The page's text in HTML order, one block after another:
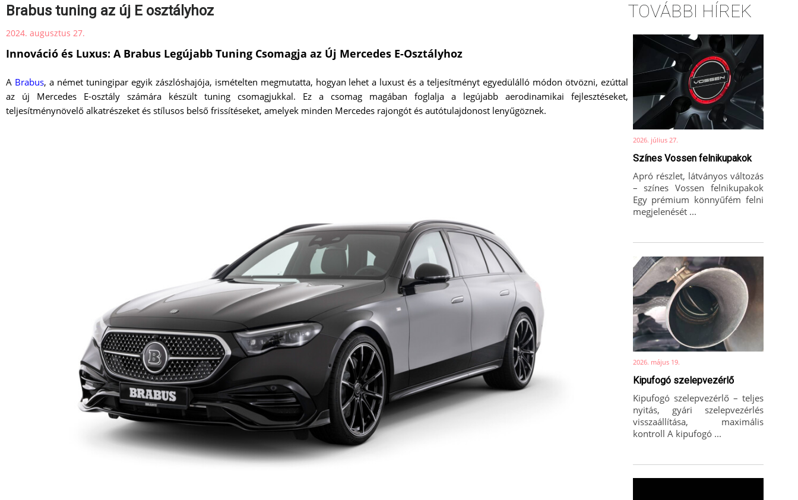
Brabus tuning az új E osztályhoz
2024. augusztus 27.
Innováció és Luxus: A Brabus Legújabb Tuning Csomagja az Új Mercedes E-Osztályhoz
A Brabus, a német tuningipar egyik zászlóshajója, ismételten megmutatta, hogyan lehet a luxust és a teljesítményt egyedülálló módon ötvözni, ezúttal
az új Mercedes E-osztály számára készült tuning csomagjukkal. Ez a csomag magában foglalja a legújabb aerodinamikai fejlesztéseket,
teljesítménynövelő alkatrészeket és stílusos belső frissítéseket, amelyek minden Mercedes rajongót és autótulajdonost lenyűgöznek.
TOVÁBBI HÍREK
2026. július 27.
Színes Vossen felnikupakok
Apró részlet, látványos változás
– színes Vossen felnikupakok
Egy prémium könnyűfém felni
megjelenését ...
2026. május 19.
Kipufogó szelepvezérlő
Kipufogó szelepvezérlő – teljes
nyitás, gyári szelepvezérlés
visszaállítása, maximális
kontroll A kipufogó ...